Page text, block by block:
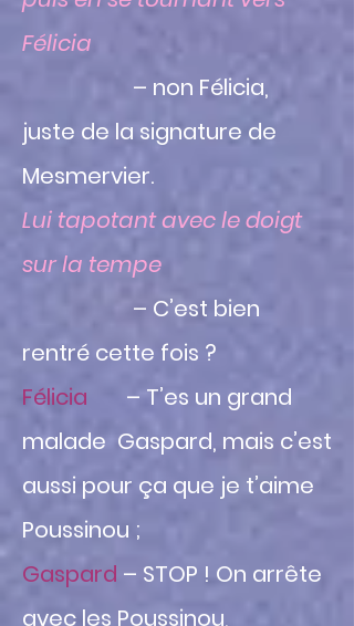
Félicia
– non Félicia,
juste de la signature de
Mesmervier.
Lui tapotant avec le doigt
sur la tempe
– C’est bien
rentré cette fois ?
Félicia – T’es un grand
malade Gaspard, mais c’est
aussi pour ça que je t’aime
Poussinou ;
Gaspard – STOP ! On arrête
avec les Poussinou,